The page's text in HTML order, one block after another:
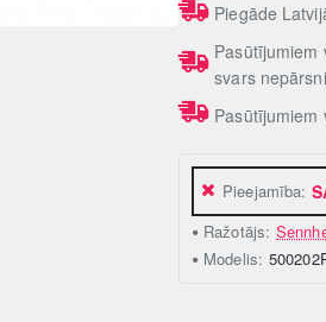
Pieejamība:
Ražotājs:
Modelis:
Piegāde
svars